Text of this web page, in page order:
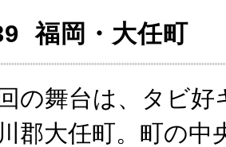
福岡・大任町
の舞台は、タビ好
郡大任町。町の